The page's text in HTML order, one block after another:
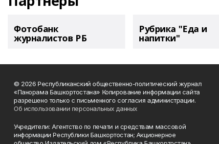
Фотобанк
журналистов РБ
Рубрика "Еда и
напитки"
© 2026 Республиканский общественно-политический журнал
«Панорама Башкортостана» Копирование информации сайта
разрешено только с письменного согласия администрации.
Об использовании персональных данных
Учредители: Агентство по печати и средствам массовой
информации Республики Башкортостан; Акционерное